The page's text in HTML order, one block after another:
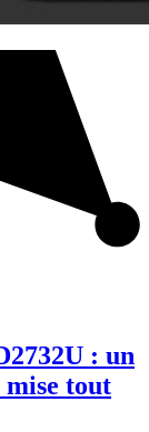
: un
tout